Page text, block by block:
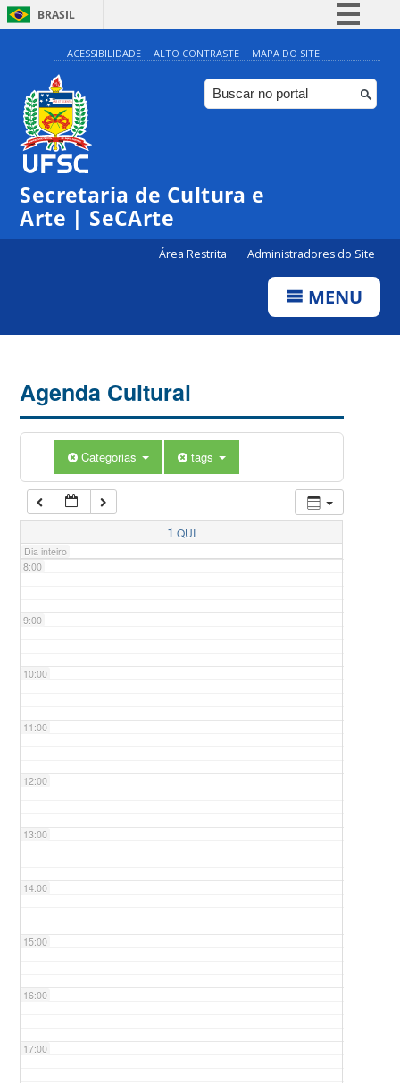
BRASIL
Simplifique!
Comunica BR
Participe
ACESSIBILIDADE ALTO CONTRASTE MAPA DO SITE
Secretaria de Cultura e
Arte | SeCArte
Área Restrita Administradores do Site
MENU
Agenda Cultural
Categorias tags
1 QUI
Dia inteiro
0:00
1:00
5:00
7:00
8:00
9:00
10:00
11:00
12:00
13:00
14:00
15:00
16:00
17:00